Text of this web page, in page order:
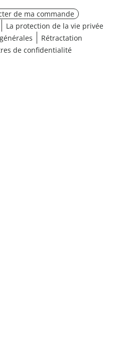
de ma commande
La protection de la vie privée
Rétractation
de confidentialité